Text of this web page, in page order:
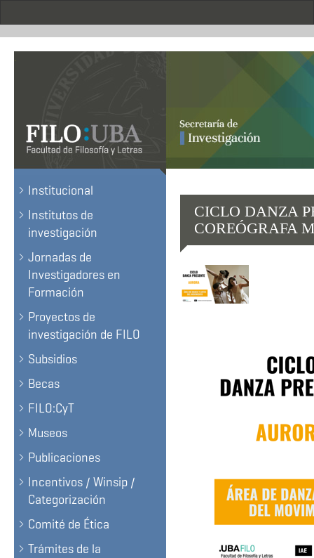
.
Institucional
Institutos de
investigación
Jornadas de
Investigadores en
Formación
Proyectos de
investigación de FILO
Subsidios
Becas
FILO:CyT
Museos
Publicaciones
Incentivos / Winsip /
Categorización
Comité de Ética
Trámites de la
CICLO DANZA
COREÓGRAFA